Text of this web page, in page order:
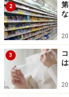
トファンを多
製品など)の摂
ミンB6(豆類、
いると思われ
も平行して
2
3